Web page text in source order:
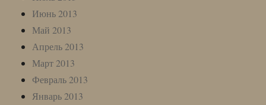
Июнь 2013
Май 2013
Апрель 2013
Март 2013
Февраль 2013
Январь 2013